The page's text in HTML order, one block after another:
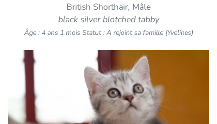
British Shorthair, Mâle
black silver blotched tabby
Âge : 4 ans 1 mois Statut : A rejoint sa famille (Yvelines)